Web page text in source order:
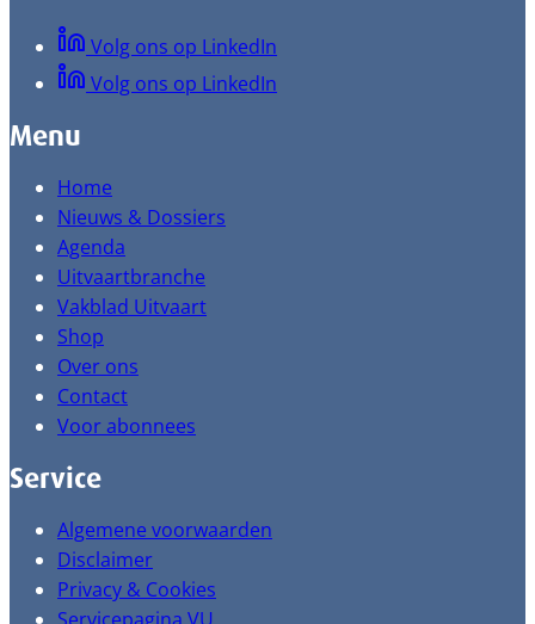
Volg ons op LinkedIn
Volg ons op LinkedIn
Menu
Home
Nieuws & Dossiers
Agenda
Uitvaartbranche
Vakblad Uitvaart
Shop
Over ons
Contact
Voor abonnees
Service
Algemene voorwaarden
Disclaimer
Privacy & Cookies